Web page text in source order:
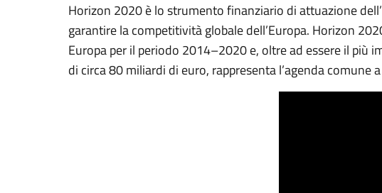
Horizon 2020 è lo strumento finanziario di attuazione
garantire la competitività globale dell’Europa. Horizon
Europa per il periodo 2014–2020 e, oltre ad essere il più
di circa 80 miliardi di euro, rappresenta l’agenda